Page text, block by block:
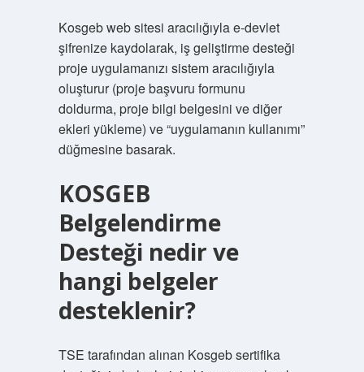
Kosgeb web sitesi aracılığıyla e-devlet
şifrenize kaydolarak, iş geliştirme desteği
proje uygulamanızı sistem aracılığıyla
oluşturur (proje başvuru formunu
doldurma, proje bilgi belgesini ve diğer
ekleri yükleme) ve “uygulamanın kullanımı”
düğmesine basarak.
KOSGEB
Belgelendirme
Desteği nedir ve
hangi belgeler
desteklenir?
TSE tarafından alınan Kosgeb sertifika